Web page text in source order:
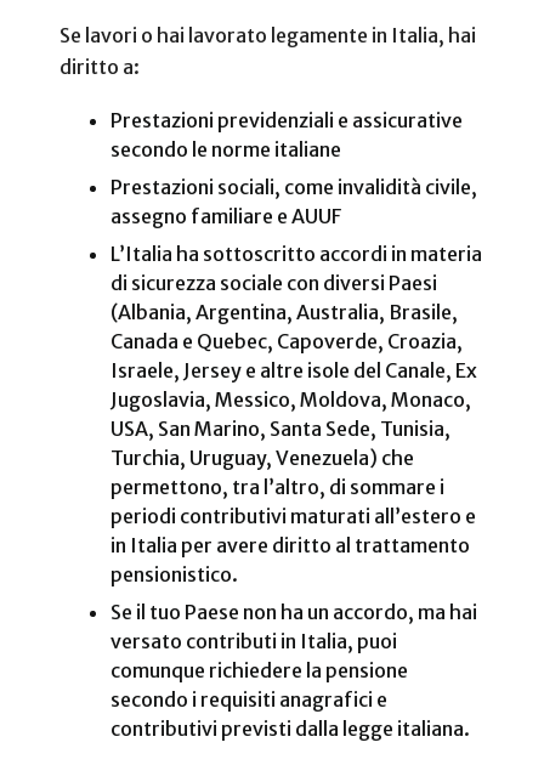
Se lavori o hai lavorato legamente in Italia, hai
diritto a:
Prestazioni previdenziali e assicurative
secondo le norme italiane
Prestazioni sociali, come invalidità civile,
assegno familiare e AUUF
L’Italia ha sottoscritto accordi in materia
di sicurezza sociale con diversi Paesi
(Albania, Argentina, Australia, Brasile,
Canada e Quebec, Capoverde, Croazia,
Israele, Jersey e altre isole del Canale, Ex
Jugoslavia, Messico, Moldova, Monaco,
USA, San Marino, Santa Sede, Tunisia,
Turchia, Uruguay, Venezuela) che
permettono, tra l’altro, di sommare i
periodi contributivi maturati all’estero e
in Italia per avere diritto al trattamento
pensionistico.
Se il tuo Paese non ha un accordo, ma hai
versato contributi in Italia, puoi
comunque richiedere la pensione
secondo i requisiti anagrafici e
contributivi previsti dalla legge italiana.